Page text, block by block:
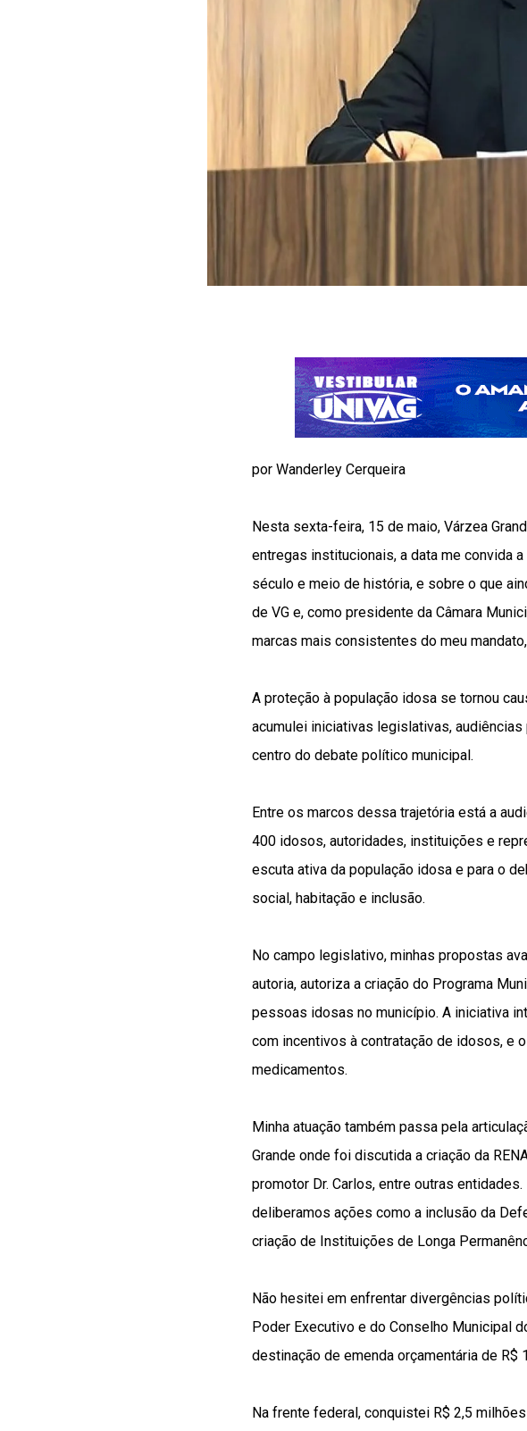
por Wanderley Cerqueira
Nesta sexta-feira, 15 de maio, Várzea
entregas institucionais, a data me convida
século e meio de história, e sobre o que
de VG e, como presidente da Câmara
marcas mais consistentes do meu
A proteção à população idosa se tornou
acumulei iniciativas legislativas,
centro do debate político municipal.
Entre os marcos dessa trajetória está a
400 idosos, autoridades, instituições e
escuta ativa da população idosa e para o
social, habitação e inclusão.
No campo legislativo, minhas propostas
autoria, autoriza a criação do Programa
pessoas idosas no município. A iniciativa
com incentivos à contratação de idosos, e
medicamentos.
Minha atuação também passa pela
Grande onde foi discutida a criação da
promotor Dr. Carlos, entre outras
deliberamos ações como a inclusão da
criação de Instituições de Longa
Não hesitei em enfrentar divergências
Poder Executivo e do Conselho Municipal
destinação de emenda orçamentária de
Na frente federal, conquistei R$ 2,5